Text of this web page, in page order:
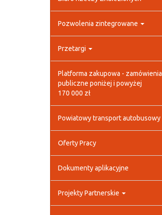
Pozwolenia zintegrowane
Przetargi
Platforma zakupowa - zamówienia
publiczne poniżej i powyżej
170 000 zł
Powiatowy transport autobusowy
Oferty Pracy
Dokumenty aplikacyjne
Projekty Partnerskie